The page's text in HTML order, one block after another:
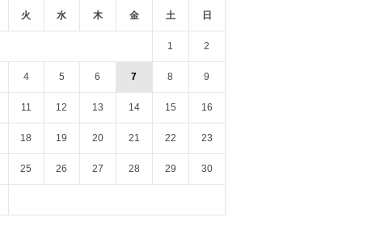
火 水 木 金 土 日
1 2
4 5 6 7 8 9
11 12 13 14 15 16
18 19 20 21 22 23
25 26 27 28 29 30